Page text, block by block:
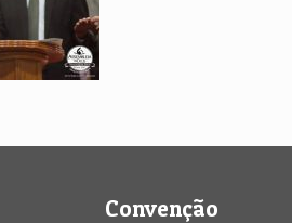
Convenção